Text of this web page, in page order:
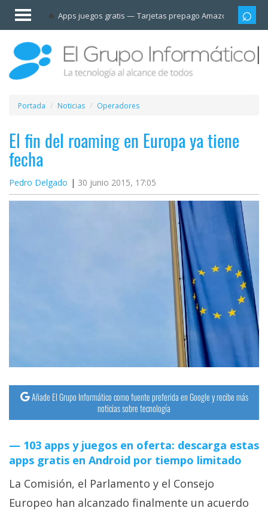
Apps juegos gratis Tarjetas prepago Amazon
Invitado
Iniciar
sesión /
Registrarse
Esenciales
Móviles
Ofertas
Apps
Redes
Ciberseguridad
Sistemas
operativos
Profesional
Portada Noticias Operadores
El fin del roaming en Europa ya tiene
fecha
Pedro Delgado 30 junio 2015, 17:05
Añade El Grupo Informático como fuente preferida en Google y recibe más
noticias sobre tecnología
103 apps y juegos en oferta: descarga estas
apps gratis en Android por tiempo limitado
La Comisión, el Parlamento y el Consejo
Europeo han alcanzado finalmente un acuerdo